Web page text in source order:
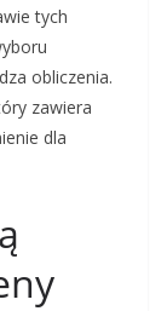
tych
obliczenia.
zawiera
dla